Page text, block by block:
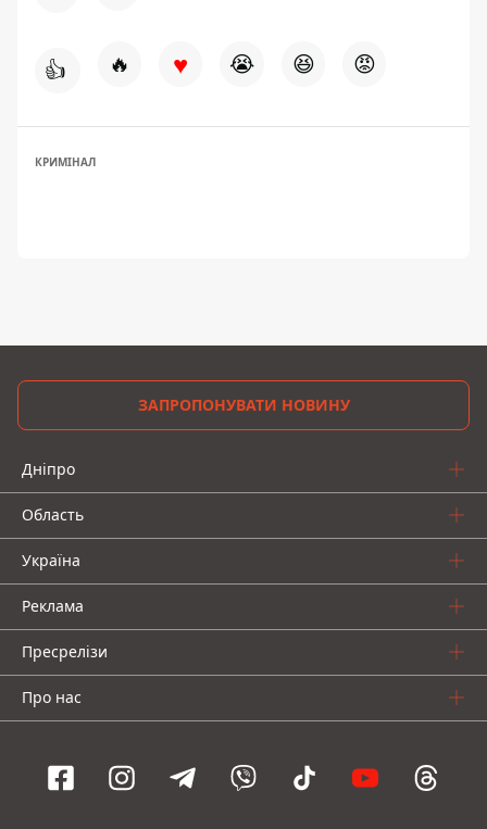
👍 🔥 ♥ 😭 😆 😡
КРИМІНАЛ
ЗАПРОПОНУВАТИ НОВИНУ
Дніпро
Область
Україна
Реклама
Пресрелізи
Про нас